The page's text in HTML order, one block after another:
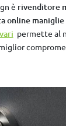
è rivenditore
online
permette al